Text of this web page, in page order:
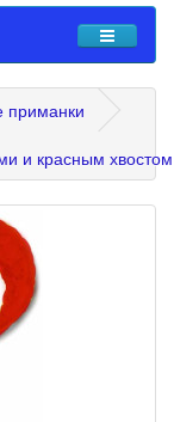
приманки
и красным хвостом